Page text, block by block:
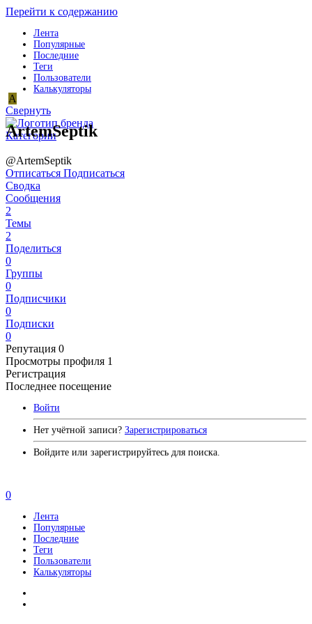
Перейти к содержанию
Лента
Популярные
Последние
Теги
Пользователи
Калькуляторы
Свернуть
Категории
A
ArtemSeptik
@ArtemSeptik
Отписаться Подписаться
Сводка
Сообщения
2
Темы
2
Поделиться
0
Группы
0
Подписчики
0
Подписки
0
Репутация 0
Просмотры профиля 1
Регистрация
Последнее посещение
Войти
Нет учётной записи? Зарегистрироваться
Войдите или зарегистрируйтесь для поиска.
0
Лента
Популярные
Последние
Теги
Пользователи
Калькуляторы